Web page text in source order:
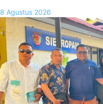
8 Agustus 2026